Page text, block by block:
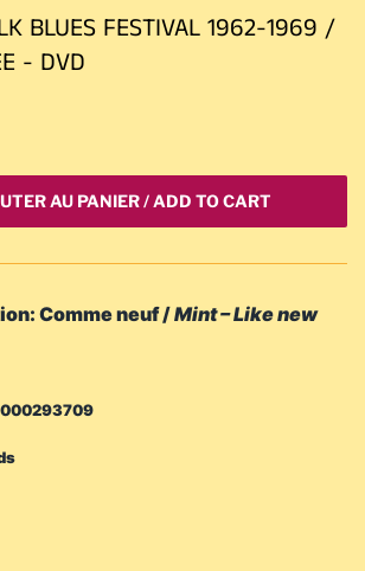
BLUES FESTIVAL 1962-1969 /
- DVD
AU PANIER / ADD TO CART
Comme neuf /Mint – Like new